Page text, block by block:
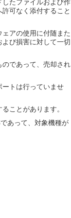
たファイルおよび作
可なく添付すること
アの使用に付随また
び損害に対して一切
であって、売却され
ートは行っていませ
ことがあります。
あって、対象機種が